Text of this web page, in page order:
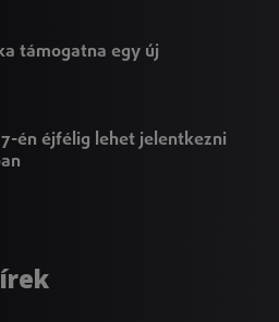
támogatna egy új
7-én éjfélig lehet jelentkezni